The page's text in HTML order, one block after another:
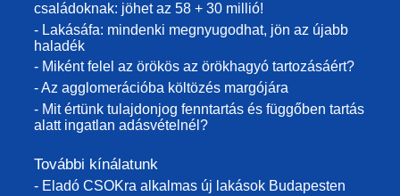
családoknak: jöhet az 58 + 30 millió!
- Lakásáfa: mindenki megnyugodhat, jön az újabb
haladék
- Miként felel az örökös az örökhagyó tartozásáért?
- Az agglomerációba költözés margójára
- Mit értünk tulajdonjog fenntartás és függőben tartás
alatt ingatlan adásvételnél?
További kínálatunk
- Eladó CSOKra alkalmas új lakások Budapesten